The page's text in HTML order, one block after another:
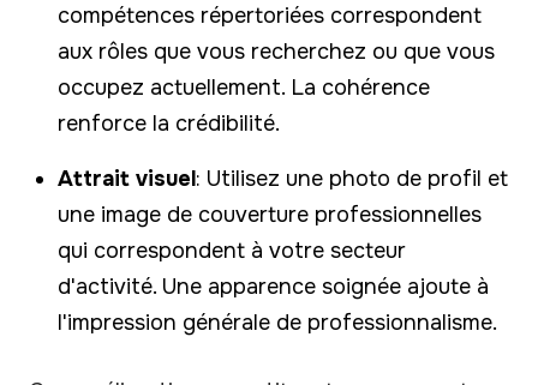
compétences répertoriées correspondent
aux rôles que vous recherchez ou que vous
occupez actuellement. La cohérence
renforce la crédibilité.
Attrait visuel: Utilisez une photo de profil et
une image de couverture professionnelles
qui correspondent à votre secteur
d'activité. Une apparence soignée ajoute à
l'impression générale de professionnalisme.